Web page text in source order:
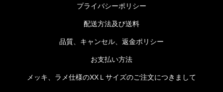
プライバシーポリシー
配送方法及び送料
品質、キャンセル、返金ポリシー
お支払い方法
メッキ、ラメ仕様のXXＬサイズのご注文につきまして